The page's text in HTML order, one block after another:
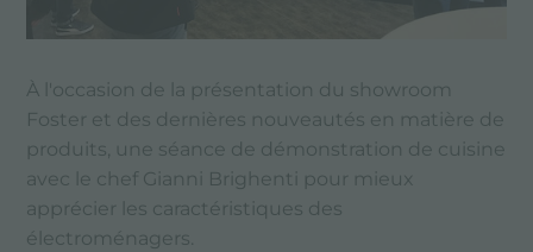
À l'occasion de la présentation du showroom
Foster et des dernières nouveautés en matière de
produits, une séance de démonstration de cuisine
avec le chef Gianni Brighenti pour mieux
apprécier les caractéristiques des
électroménagers.